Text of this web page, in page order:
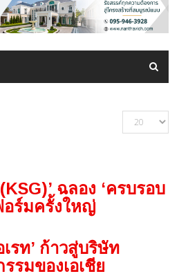
ฉลอง ‘ครบรอบ
อร์มครั้งใหญ่
รท’ ก้าวสู่บริษัท
รมของเอเชีย